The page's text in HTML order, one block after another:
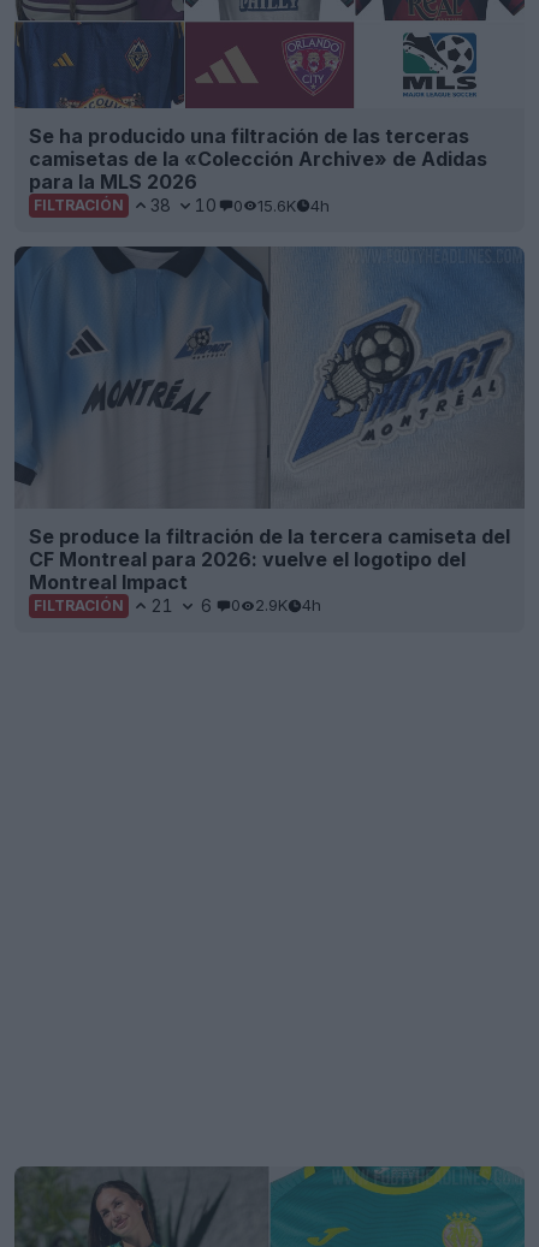
Se ha producido una filtración de las terceras
camisetas de la «Colección Archive» de Adidas
para la MLS 2026
FILTRACIÓN 38 10 0 15.6K 4h
Se produce la filtración de la tercera camiseta del
CF Montreal para 2026: vuelve el logotipo del
Montreal Impact
FILTRACIÓN 21 6 0 2.9K 4h